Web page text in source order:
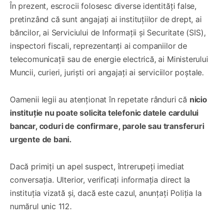
În prezent, escrocii folosesc diverse identități false,
pretinzând că sunt angajați ai instituțiilor de drept, ai
băncilor, ai Serviciului de Informații și Securitate (SIS),
inspectori fiscali, reprezentanți ai companiilor de
telecomunicații sau de energie electrică, ai Ministerului
Muncii, curieri, juriști ori angajați ai serviciilor poștale.
Oamenii legii au atenționat în repetate rânduri că nicio
instituție nu poate solicita telefonic datele cardului
bancar, coduri de confirmare, parole sau transferuri
urgente de bani.
Dacă primiți un apel suspect, întrerupeți imediat
conversația. Ulterior, verificați informația direct la
instituția vizată și, dacă este cazul, anunțați Poliția la
numărul unic 112.